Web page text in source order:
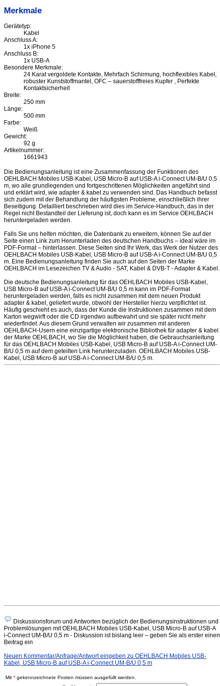
Merkmale
Gerätetyp:
Kabel
Anschluss A:
1x iPhone 5
Anschluss B:
1x USB-A
Besondere Merkmale:
24 Karat vergoldete Kontakte, Mehrfach Schirmung, hochflexibles Kabel,
robuster Kunststoffmantel, OFC – sauerstofffreies Kupfer , Perfekte
Kontaktsicherheit
Breite:
250 mm
Länge:
500 mm
Farbe:
Weiß
Gewicht:
92 g
Artikelnummer:
1661943
Die Bedienungsanleitung ist eine Zusammenfassung der Funktionen des
OEHLBACH Mobiles USB-Kabel, USB Micro-B auf USB-A i-Connect UM-B/U 0,5
m, wo alle grundlegenden und fortgeschrittenen Möglichkeiten angeführt sind
und erklärt wird, wie adapter & kabel zu verwenden sind. Das Handbuch befasst
sich zudem mit der Behandlung der häufigsten Probleme, einschließlich ihrer
Beseitigung. Detailliert beschrieben wird dies im Service-Handbuch, das in der
Regel nicht Bestandteil der Lieferung ist, doch kann es im Service OEHLBACH
heruntergeladen werden.
Falls Sie uns helfen möchten, die Datenbank zu erweitern, können Sie auf der
Seite einen Link zum Herunterladen des deutschen Handbuchs – ideal wäre im
PDF-Format – hinterlassen. Diese Seiten sind Ihr Werk, das Werk der Nutzer des
OEHLBACH Mobiles USB-Kabel, USB Micro-B auf USB-A i-Connect UM-B/U 0,5
m. Eine Bedienungsanleitung finden Sie auch auf den Seiten der Marke
OEHLBACH im Lesezeichen TV & Audio - SAT, Kabel & DVB-T - Adapter & Kabel.
Die deutsche Bedienungsanleitung für das OEHLBACH Mobiles USB-Kabel,
USB Micro-B auf USB-A i-Connect UM-B/U 0,5 m kann im PDF-Format
heruntergeladen werden, falls es nicht zusammen mit dem neuen Produkt
adapter & kabel, geliefert wurde, obwohl der Hersteller hierzu verpflichtet ist.
Häufig geschieht es auch, dass der Kunde die Instruktionen zusammen mit dem
Karton wegwirft oder die CD irgendwo aufbewahrt und sie später nicht mehr
wiederfindet. Aus diesem Grund verwalten wir zusammen mit anderen
OEHLBACH-Usern eine einzigartige elektronische Bibliothek für adapter & kabel
der Marke OEHLBACH, wo Sie die Möglichkeit haben, die Gebrauchsanleitung
für das OEHLBACH Mobiles USB-Kabel, USB Micro-B auf USB-A i-Connect UM-
B/U 0,5 m auf dem geteilten Link herunterzuladen. OEHLBACH Mobiles USB-
Kabel, USB Micro-B auf USB-A i-Connect UM-B/U 0,5 m.
Diskussionsforum und Antworten bezüglich der Bedienungsinstruktionen und
Problemlösungen mit OEHLBACH Mobiles USB-Kabel, USB Micro-B auf USB-A
i-Connect UM-B/U 0,5 m - Diskussion ist bislang leer – geben Sie als erster einen
Beitrag ein
Neuen Kommentar/Anfrage/Antwort eingeben zu OEHLBACH Mobiles USB-
Kabel, USB Micro-B auf USB-A i-Connect UM-B/U 0,5 m
Mit * gekennzeichnete Posten müssen ausgefüllt werden.